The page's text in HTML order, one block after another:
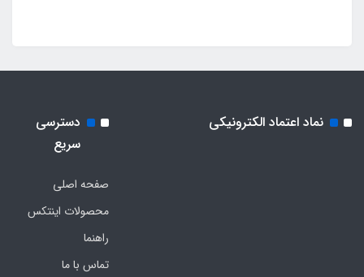
نماد اعتماد الکترونیکی
دسترسی
سریع
صفحه اصلی
محصولات اینتکس
راهنما
تماس با ما